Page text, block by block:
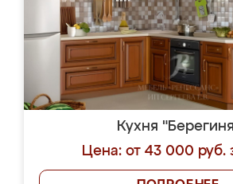
Кухня
Цена: от 43 000 руб.